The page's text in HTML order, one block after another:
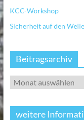
KCC-Workshop
Sicherheit auf den
Beitragsarchiv
weitere